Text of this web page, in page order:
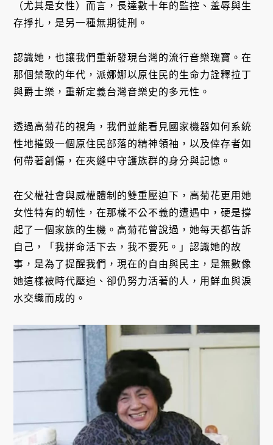
（尤其是女性）而言，長達數十年的監控、羞辱與生
存掙扎，是另一種無期徒刑。
認識她，也讓我們重新發現台灣的流行音樂瑰寶。在
那個禁歌的年代，派娜娜以原住民的生命力詮釋拉丁
與爵士樂，重新定義台灣音樂史的多元性。
透過高菊花的視角，我們並能看見國家機器如何系統
性地摧毀一個原住民部落的精神領袖，以及倖存者如
何帶著創傷，在夾縫中守護族群的身分與記憶。
在父權社會與威權體制的雙重壓迫下，高菊花更用她
女性特有的韌性，在那樣不公不義的遭遇中，硬是撐
起了一個家族的生機。高菊花曾說過，她每天都告訴
自己，「我拼命活下去，我不要死。」認識她的故
事，是為了提醒我們，現在的自由與民主，是無數像
她這樣被時代壓迫、卻仍努力活著的人，用鮮血與淚
水交織而成的。